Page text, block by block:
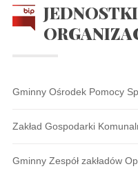
JEDNOSTKI
Gminny Ośrodek Pomocy
Zakład Gospodarki
Gminny Zespół zakładów